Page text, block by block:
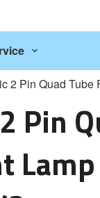
2 Pin Quad
Pin